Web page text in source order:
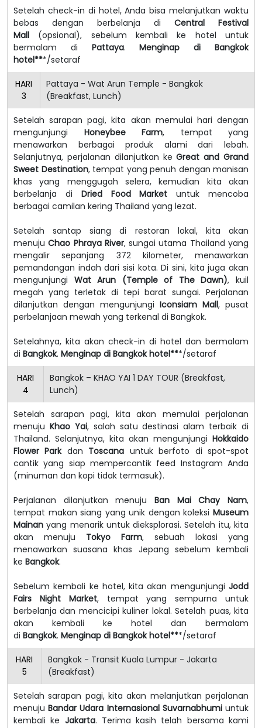
Setelah check-in di hotel, Anda bisa melanjutkan waktu
bebas dengan berbelanja di Central Festival
Mall (opsional), sebelum kembali ke hotel untuk
bermalam di Pattaya.Menginap di Bangkok
hotel***/setaraf
HARI
3
Pattaya - Wat Arun Temple - Bangkok
(Breakfast, Lunch)
Setelah sarapan pagi, kita akan memulai hari dengan
mengunjungi Honeybee Farm, tempat yang
menawarkan berbagai produk alami dari lebah.
Selanjutnya, perjalanan dilanjutkan keGreat and Grand
Sweet Destination, tempat yang penuh dengan manisan
khas yang menggugah selera, kemudian kita akan
berbelanja di Dried Food Market untuk mencoba
berbagai camilan kering Thailand yang lezat.
Setelah santap siang di restoran lokal, kita akan
menujuChao Phraya River, sungai utama Thailand yang
mengalir sepanjang 372 kilometer, menawarkan
pemandangan indah dari sisi kota. Di sini, kita juga akan
mengunjungi Wat Arun (Temple of The Dawn), kuil
megah yang terletak di tepi barat sungai. Perjalanan
dilanjutkan dengan mengunjungi Iconsiam Mall, pusat
perbelanjaan mewah yang terkenal di Bangkok.
Setelahnya, kita akan check-in di hotel dan bermalam
di Bangkok. Menginap di Bangkok hotel***/setaraf
HARI
4
Bangkok – KHAO YAI 1 DAY TOUR (Breakfast,
Lunch)
Setelah sarapan pagi, kita akan memulai perjalanan
menuju Khao Yai, salah satu destinasi alam terbaik di
Thailand. Selanjutnya, kita akan mengunjungi Hokkaido
Flower Parkdan Toscana untuk berfoto di spot-spot
cantik yang siap mempercantik feed Instagram Anda
(minuman dan kopi tidak termasuk).
Perjalanan dilanjutkan menuju Ban Mai Chay Nam,
tempat makan siang yang unik dengan koleksi Museum
Mainan yang menarik untuk dieksplorasi. Setelah itu, kita
akan menuju Tokyo Farm, sebuah lokasi yang
menawarkan suasana khas Jepang sebelum kembali
ke Bangkok.
Sebelum kembali ke hotel, kita akan mengunjungi Jodd
Fairs Night Market, tempat yang sempurna untuk
berbelanja dan mencicipi kuliner lokal. Setelah puas, kita
akan kembali ke hotel dan bermalam
di Bangkok. Menginap di Bangkok hotel***/setaraf
HARI
5
Bangkok - Transit Kuala Lumpur - Jakarta
(Breakfast)
Setelah sarapan pagi, kita akan melanjutkan perjalanan
menujuBandar Udara Internasional Suvarnabhumiuntuk
kembali ke Jakarta. Terima kasih telah bersama kami